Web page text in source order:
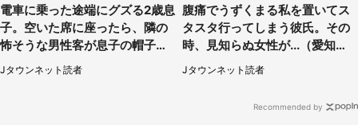
電車に乗った途端にグズる2歳息
子。空いた席に座ったら、隣の
怖そうな男性客が息子の帽子に
手を伸ばし（千葉県・40代女
性）
Jタウンネット読者
腹痛でうずくまる私を置いてス
タスタ行ってしまう彼氏。その
時、見知らぬ女性が...（愛知
県・30代女性）
Jタウンネット読者
Recommended by